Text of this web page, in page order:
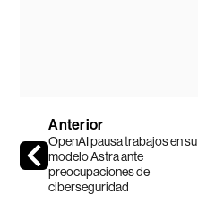
Anterior
OpenAI pausa trabajos en su
modelo Astra ante
preocupaciones de
ciberseguridad